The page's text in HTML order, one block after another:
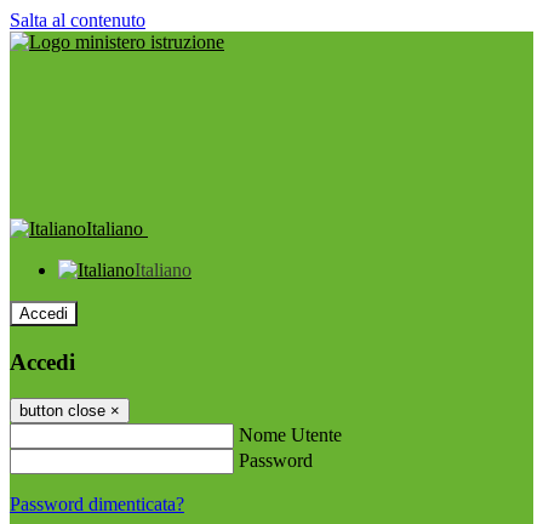
Salta al contenuto
Italiano
Italiano
Accedi
Accedi
button close ×
Nome Utente
Password
Password dimenticata?